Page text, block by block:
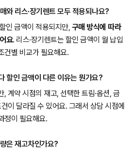
와 리스·장기렌트 모두 적용되나요?
인 금액이 적용되지만, 구매 방식에 따라
요. 리스·장기렌트는 할인 금액이 월 납입
건별 비교가 필요해요.
할인 금액이 다른 이유는 뭔가요?
계약 시점의 재고, 선택한 트림·옵션, 금
이 달라질 수 있어요. 그래서 상담 시점에
정이 필요해요.
은 재고차인가요?